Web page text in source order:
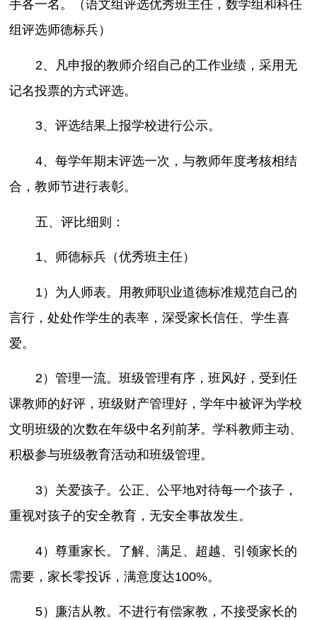
手各一名。（语文组评选优秀班主任，数学组和科任
组评选师德标兵）
2、凡申报的教师介绍自己的工作业绩，采用无
记名投票的方式评选。
3、评选结果上报学校进行公示。
4、每学年期末评选一次，与教师年度考核相结
合，教师节进行表彰。
五、评比细则：
1、师德标兵（优秀班主任）
1）为人师表。用教师职业道德标准规范自己的
言行，处处作学生的表率，深受家长信任、学生喜
爱。
2）管理一流。班级管理有序，班风好，受到任
课教师的好评，班级财产管理好，学年中被评为学校
文明班级的次数在年级中名列前茅。学科教师主动、
积极参与班级教育活动和班级管理。
3）关爱孩子。公正、公平地对待每一个孩子，
重视对孩子的安全教育，无安全事故发生。
4）尊重家长。了解、满足、超越、引领家长的
需要，家长零投诉，满意度达100%。
5）廉洁从教。不进行有偿家教，不接受家长的